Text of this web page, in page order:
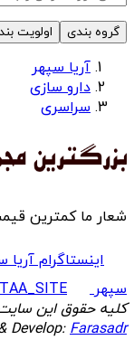
گروه بندی اولویت
آریا سپهر
دارو سازی
سراسری
شعار ما کمترین
اینستاگرام آریا
سپهر
کلیه حقوق این
Develop:Farasadr